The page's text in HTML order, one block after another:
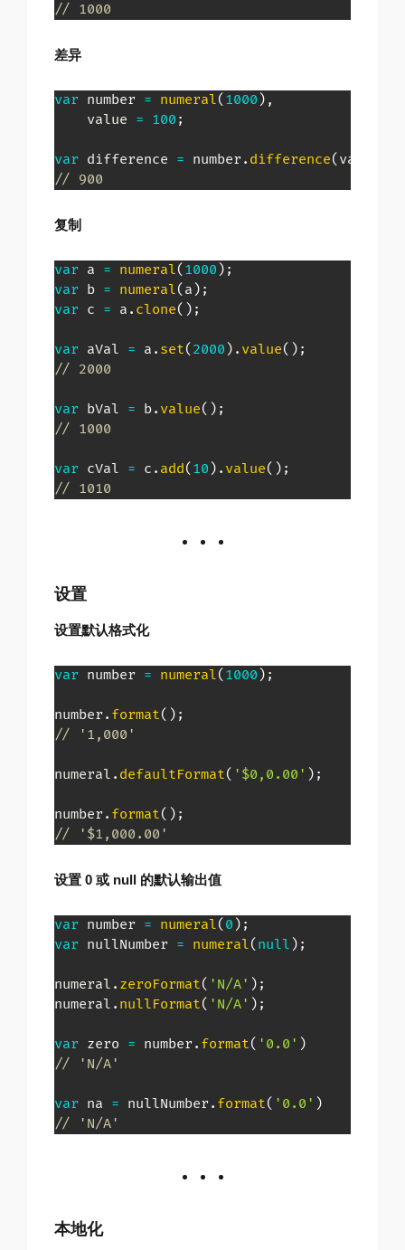
// 1000
差异
var number = numeral( 1000 ) ,
    value
= 100 ;
var difference = number. difference( value
// 900
复制
var a = numeral( 1000 ) ;
var b = numeral( a ) ;
var c = a . clone( ) ;
var aVal = a . set( 2000 ) . value( ) ;
// 2000
var bVal = b. value( ) ;
// 1000
var cVal = c . add( 10 ) . value( ) ;
// 1010
设置
设置默认格式化
var number = numeral( 1000 ) ;
number. format( ) ;
// '1,000'
numeral . defaultFormat( '$0,0.00' ) ;
number. format( ) ;
// '$1,000.00'
设置 0 或 null 的默认输出值
var number = numeral( 0 ) ;
var nullNumber = numeral( null ) ;
numeral . zeroFormat( 'N/A' ) ;
numeral . nullFormat( 'N/A' ) ;
var zero = number. format( '0.0' )
// 'N/A'
var na = nullNumber. format( '0.0' )
// 'N/A'
本地化